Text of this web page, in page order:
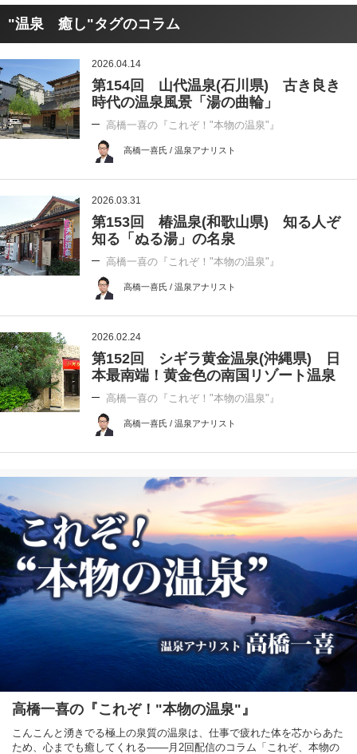
"温泉 癒し"タグのコラム
2026.04.14
第154回 山代温泉(石川県) 古き良き
時代の温泉風景「湯の曲輪」
高橋一喜の『これぞ！"本物の温泉"』
高橋一喜氏 / 温泉アナリスト
2026.03.31
第153回 椿温泉(和歌山県) 知る人ぞ
知る「ぬる湯」の名泉
高橋一喜の『これぞ！"本物の温泉"』
高橋一喜氏 / 温泉アナリスト
2026.02.24
第152回 シギラ黄金温泉(沖縄県) 日
本最南端！黄金色の南国リゾート温泉
高橋一喜の『これぞ！"本物の温泉"』
高橋一喜氏 / 温泉アナリスト
高橋一喜の『これぞ！"本物の温泉"』
こんこんと湧きでる極上の泉質の温泉は、仕事で疲れた体を芯からあた
ため、心までも癒してくれる───月2回配信のコラム「これぞ、本物の